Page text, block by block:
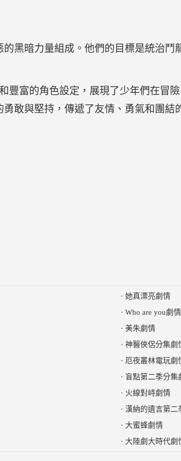
黑暗力量組成。他們的目標是統治鬥
豐富的角色設定，展現了少年們在冒
敢與堅持，傳遞了友情、勇氣和團
· 她真漂亮劇情
· Who are you劇
· 美朱劇情
· 神醫俠侶分集劇
· 厄夜叢林電玩劇
· 盲點第二季分集
· 火線對峙劇情
· 漢納的遺言第二
· 大蜜蜂劇情
· 大陸劇大時代劇